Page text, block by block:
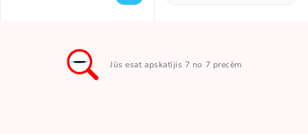
Jūs esat apskatījis 7 no 7 precēm